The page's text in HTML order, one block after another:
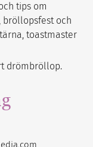
tips om
bröllopsfest och
toastmaster
drömbröllop.